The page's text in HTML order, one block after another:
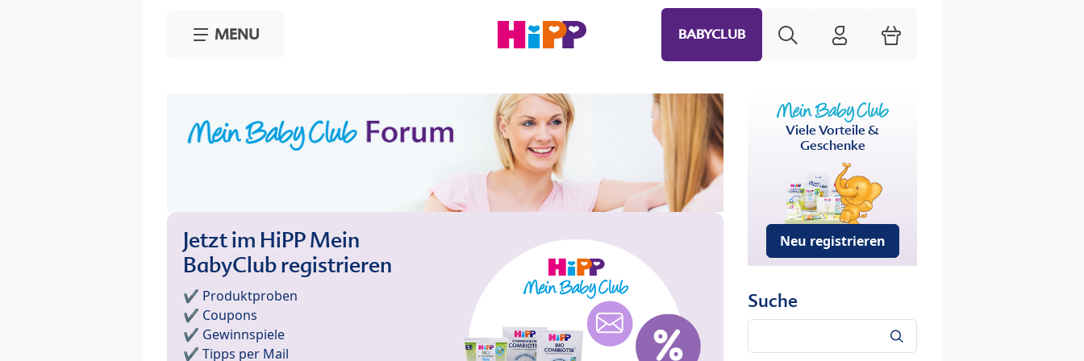
MENU BABYCLUB HiPP Mein Babyclub
Warenkorb
Jetzt im HiPP Mein
BabyClub registrieren
✔️ Produktproben
✔️ Coupons
✔️ Gewinnspiele
✔️ Tipps per Mail
Viele Vorteile &
Geschenke
Neu registrieren
Suche